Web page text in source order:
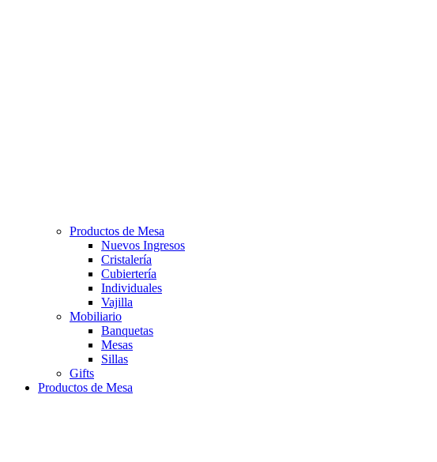
Productos de Mesa
Nuevos Ingresos
Cristalería
Cubiertería
Individuales
Vajilla
Mobiliario
Banquetas
Mesas
Sillas
Gifts
Productos de Mesa